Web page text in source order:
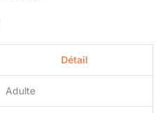
Détail
Adulte